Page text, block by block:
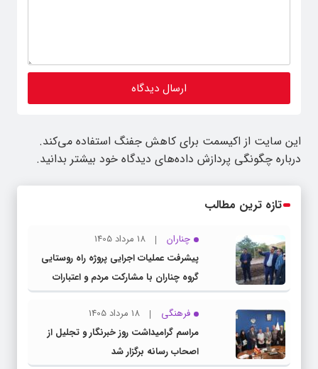
این سایت از اکیسمت برای کاهش جفنگ استفاده می‌کند.
درباره چگونگی پردازش داده‌های دیدگاه خود بیشتر بدانید.
تازه ترین مطالب
چناران
18 مرداد 1405
پیشرفت عملیات اجرایی پروژه راه روستایی
گروه چناران با مشارکت مردم و اعتبارات
دولتی
فرهنگی
18 مرداد 1405
مراسم گرامیداشت روز خبرنگار و تجلیل از
اصحاب رسانه برگزار شد